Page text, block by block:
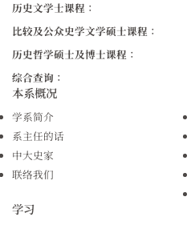
历史文学士课程：
比较及公众史学文学硕士课程：
历史哲学硕士及博士课程：
综合查询：
本系概况
学系简介
系主任的话
中大史家
联络我们
学习